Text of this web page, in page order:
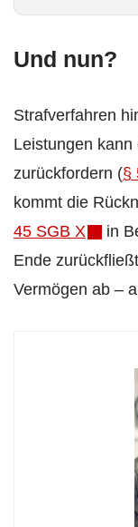
Und nun?
Strafverfahren
Leistungen
zurückfordern (§
kommt die
45 SGB X
in
Ende
Vermögen ab –